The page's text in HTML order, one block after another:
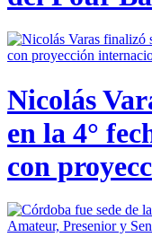
Nicolás
en la 4°
con